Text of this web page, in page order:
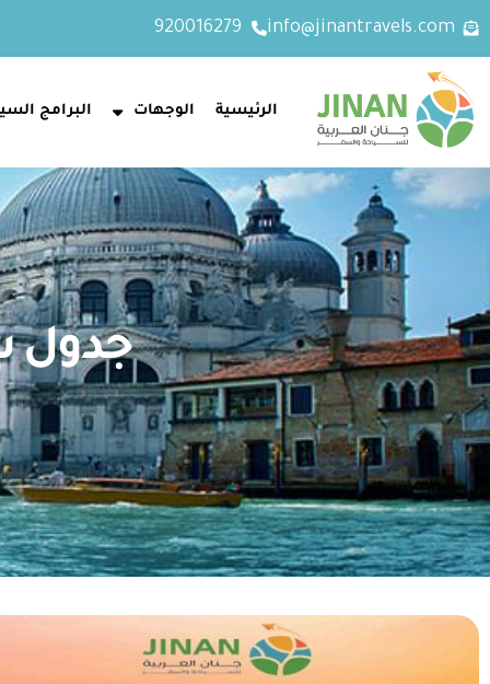
info@jinantravels.com
920016279
الرئيسية الوجهات البرامج
جدول